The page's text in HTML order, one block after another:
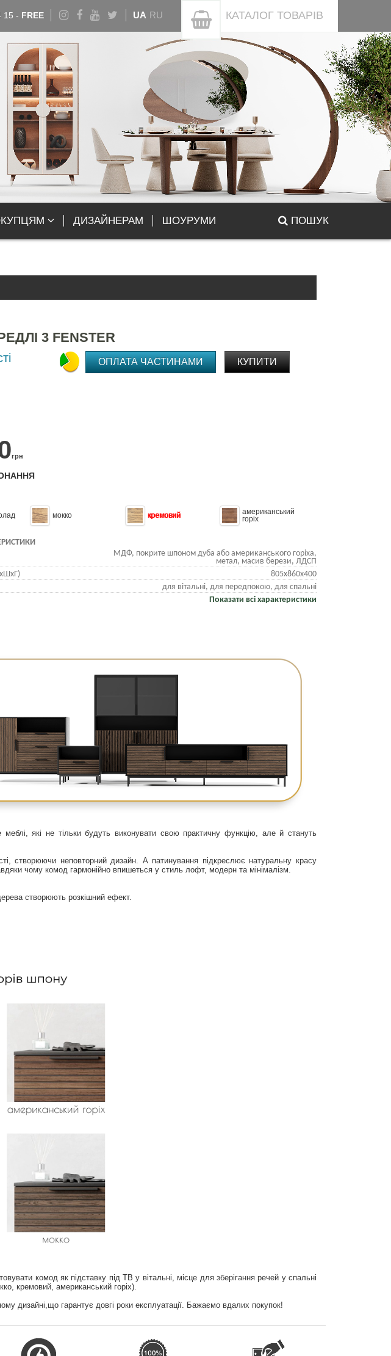
15 - FREE UA RU КАТАЛОГ ТОВАРІВ
ДИЗАЙНЕРАМ ШОУРУМИ ПОШУК
3 FENSTER
грн
ОПЛАТА ЧАСТИНАМИ КУПИТИ
мокко кремовий
американський
горіх
МДФ, покрите шпоном дуба або американського горіха,
метал, масив берези, ЛДСП
805х860х400
для вітальні, для передпокою, для спальні
Показати всі характеристики
які не тільки будуть виконувати свою практичну функцію, але й стануть
створюючи неповторний дизайн. А патинування підкреслює натуральну красу
чому комод гармонійно впишеться у стиль лофт, модерн та мінімалізм.
створюють розкішний ефект.
комод як підставку під ТВ у вітальні, місце для зберігання речей у спальні
кремовий, американський горіх).
дизайні,що гарантує довгі роки експлуатації. Бажаємо вдалих покупок!